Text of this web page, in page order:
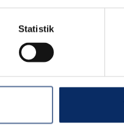
Statistik